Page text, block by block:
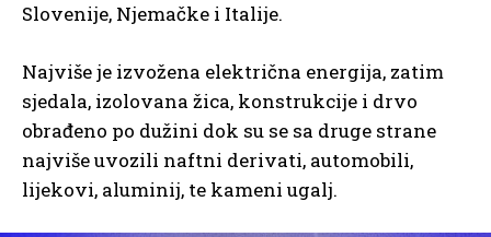
Slovenije, Njemačke i Italije.
Najviše je izvožena električna energija, zatim
sjedala, izolovana žica, konstrukcije i drvo
obrađeno po dužini dok su se sa druge strane
najviše uvozili naftni derivati, automobili,
lijekovi, aluminij, te kameni ugalj.